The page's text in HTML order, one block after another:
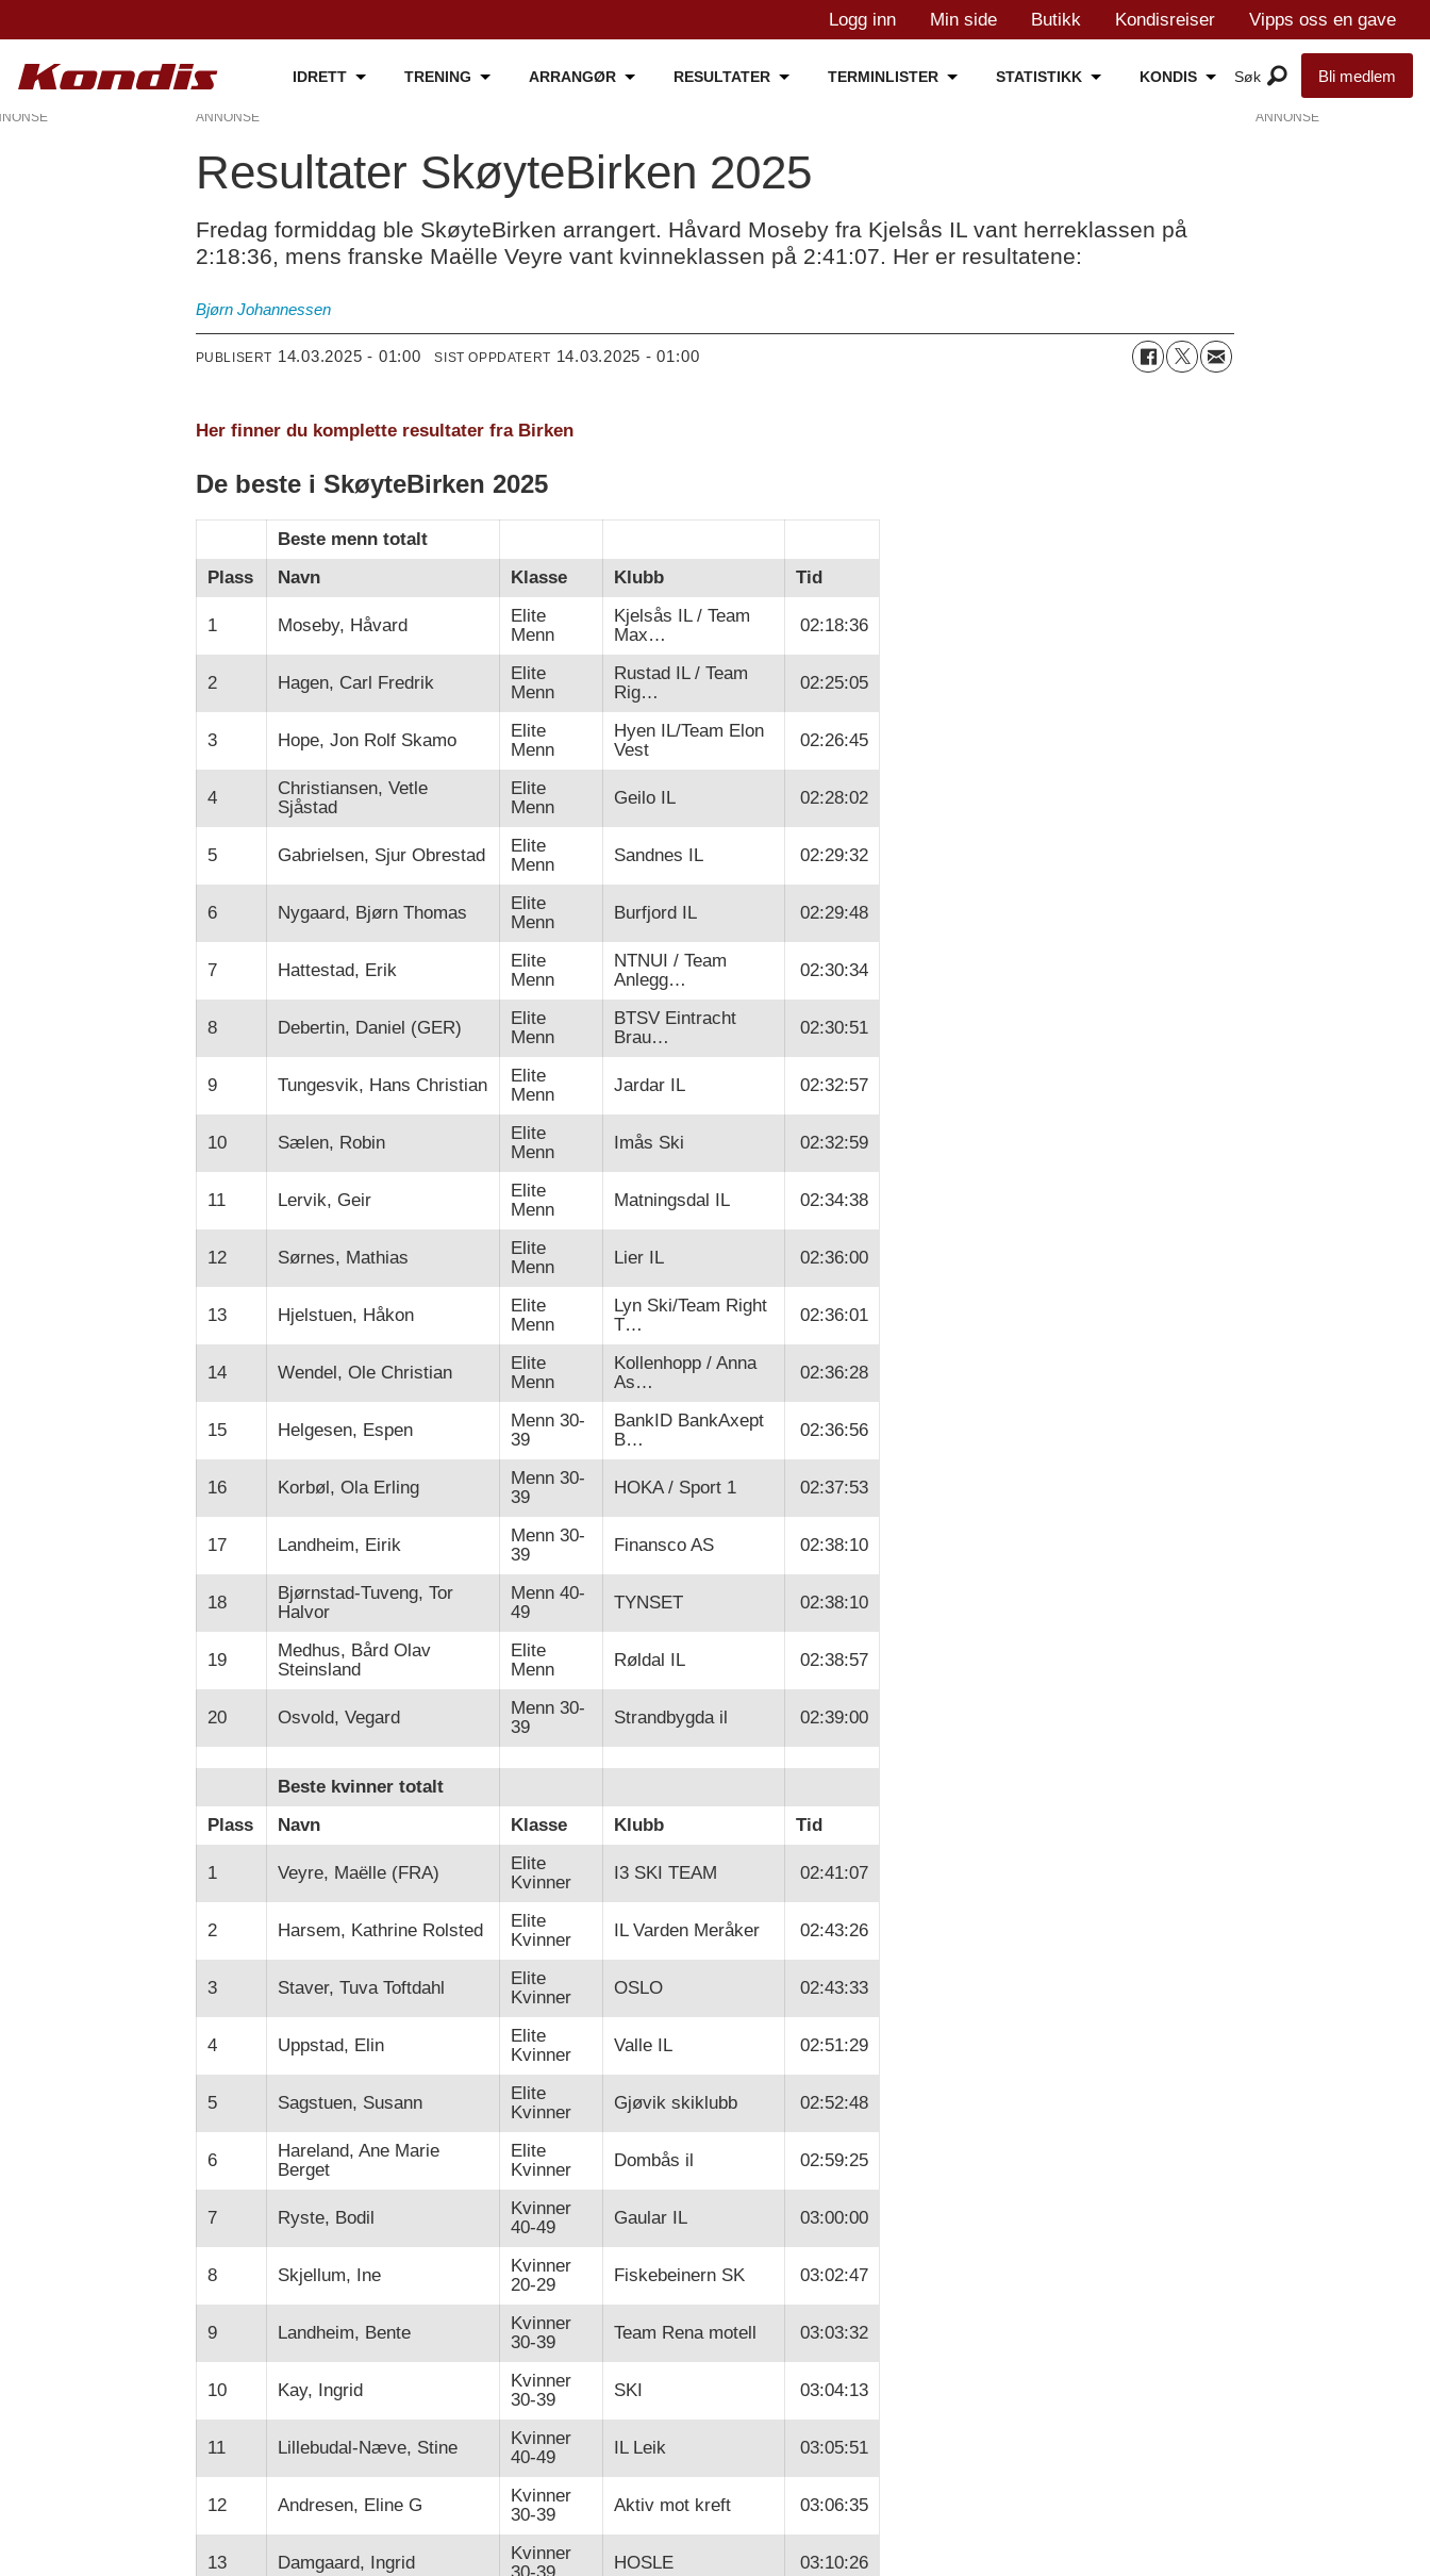
Logg inn Min side Butikk Kondisreiser Vipps oss en gave
IDRETT TRENING ARRANGØR RESULTATER TERMINLISTER STATISTIKK KONDIS Bli medlem
ANNONSE
Resultater SkøyteBirken 2025
Fredag formiddag ble SkøyteBirken arrangert. Håvard Moseby fra Kjelsås IL vant herreklassen på
2:18:36, mens franske Maëlle Veyre vant kvinneklassen på 2:41:07. Her er resultatene:
Bjørn Johannessen
PUBLISERT 14.03.2025 - 01:00 SIST OPPDATERT 14.03.2025 - 01:00
Her finner du komplette resultater fra Birken
De beste i SkøyteBirken 2025
Beste menn totalt
Plass
Navn Klasse Klubb Tid
1 Moseby, Håvard
Elite
Menn
Kjelsås IL / Team
Max…
02:18:36
2 Hagen, Carl Fredrik
Elite
Menn
Rustad IL / Team
Rig…
02:25:05
3 Hope, Jon Rolf Skamo
Elite
Menn
Hyen IL/Team Elon
Vest
02:26:45
4
Christiansen, Vetle
Sjåstad
Elite
Menn
Geilo IL 02:28:02
5 Gabrielsen, Sjur Obrestad
Elite
Menn
Sandnes IL 02:29:32
6 Nygaard, Bjørn Thomas
Elite
Menn
Burfjord IL 02:29:48
7 Hattestad, Erik
Elite
Menn
NTNUI / Team
Anlegg…
02:30:34
8 Debertin, Daniel (GER)
Elite
Menn
BTSV Eintracht
Brau…
02:30:51
9 Tungesvik, Hans Christian
Elite
Menn
Jardar IL 02:32:57
10 Sælen, Robin
Elite
Menn
Imås Ski 02:32:59
11 Lervik, Geir
Elite
Menn
Matningsdal IL 02:34:38
12 Sørnes, Mathias
Elite
Menn
Lier IL 02:36:00
13 Hjelstuen, Håkon
Elite
Menn
Lyn Ski/Team Right
T…
02:36:01
14 Wendel, Ole Christian
Elite
Menn
Kollenhopp / Anna
As…
02:36:28
15 Helgesen, Espen
Menn 30-
39
BankID BankAxept
B…
02:36:56
16 Korbøl, Ola Erling
Menn 30-
39
HOKA / Sport 1 02:37:53
17 Landheim, Eirik
Menn 30-
39
Finansco AS 02:38:10
18
Bjørnstad-Tuveng, Tor
Halvor
Menn 40-
49
TYNSET 02:38:10
19
Medhus, Bård Olav
Steinsland
Elite
Menn
Røldal IL 02:38:57
20 Osvold, Vegard
Menn 30-
39
Strandbygda il 02:39:00
Beste kvinner totalt
Plass
Navn Klasse Klubb Tid
1 Veyre, Maëlle (FRA)
Elite
Kvinner
I3 SKI TEAM 02:41:07
2 Harsem, Kathrine Rolsted
Elite
Kvinner
IL Varden Meråker 02:43:26
3 Staver, Tuva Toftdahl
Elite
Kvinner
OSLO 02:43:33
4 Uppstad, Elin
Elite
Kvinner
Valle IL 02:51:29
5 Sagstuen, Susann
Elite
Kvinner
Gjøvik skiklubb 02:52:48
6
Hareland, Ane Marie
Berget
Elite
Kvinner
Dombås il 02:59:25
7 Ryste, Bodil
Kvinner
40-49
Gaular IL 03:00:00
8 Skjellum, Ine
Kvinner
20-29
Fiskebeinern SK 03:02:47
9 Landheim, Bente
Kvinner
30-39
Team Rena motell 03:03:32
10 Kay, Ingrid
Kvinner
30-39
SKI 03:04:13
11 Lillebudal-Næve, Stine
Kvinner
40-49
IL Leik 03:05:51
12 Andresen, Eline G
Kvinner
30-39
Aktiv mot kreft 03:06:35
13 Damgaard, Ingrid
Kvinner
30-39
HOSLE 03:10:26
ANNONSE